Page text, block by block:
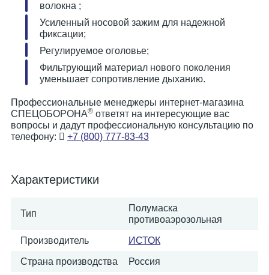
волокна ;
Усиленный носовой зажим для надежной
фиксации;
Регулируемое оголовье;
Фильтрующий материал нового поколения
уменьшает сопротивление дыханию.
Профессиональные менеджеры интернет-магазина
СПЕЦОБОРОНА® ответят на интересующие вас
вопросы и дадут профессиональную консультацию по
телефону:
+7 (800) 777-83-43
Характеристики
Тип
Полумаска
противоаэрозольная
Производитель ИСТОК
Страна производства Россия